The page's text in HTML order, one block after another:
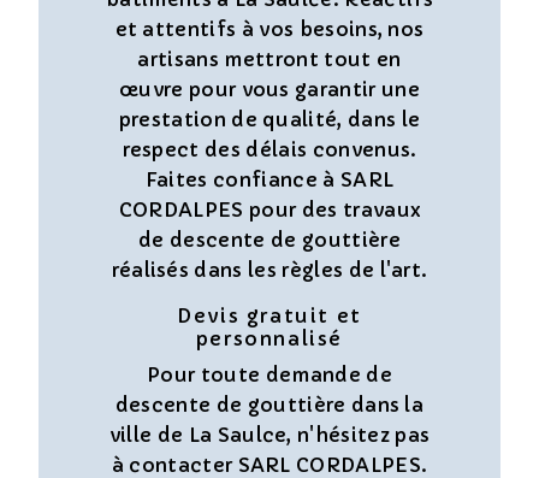
et attentifs à vos besoins, nos
artisans mettront tout en
œuvre pour vous garantir une
prestation de qualité, dans le
respect des délais convenus.
Faites confiance à SARL
CORDALPES pour des travaux
de descente de gouttière
réalisés dans les règles de l'art.
Devis gratuit et
personnalisé
Pour toute demande de
descente de gouttière dans la
ville de La Saulce, n'hésitez pas
à contacter SARL CORDALPES.